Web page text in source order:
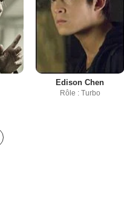
Edison Chen
Rôle : Turbo